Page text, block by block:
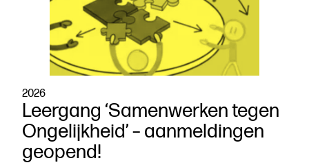
2026
Leergang ‘Samenwerken tegen
Ongelijkheid’ – aanmeldingen
geopend!